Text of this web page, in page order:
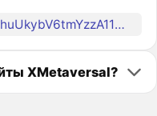
r3XwJ1hr1PtbRvbhuUkybV6tmYzzA11WcB
XMetaversal?